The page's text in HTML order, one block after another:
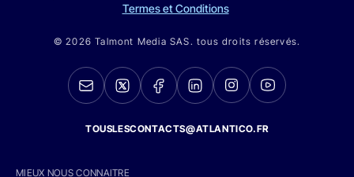
Termes et Conditions
© 2026 Talmont Media SAS. tous droits réservés.
TOUSLESCONTACTS@ATLANTICO.FR
MIEUX NOUS CONNAITRE